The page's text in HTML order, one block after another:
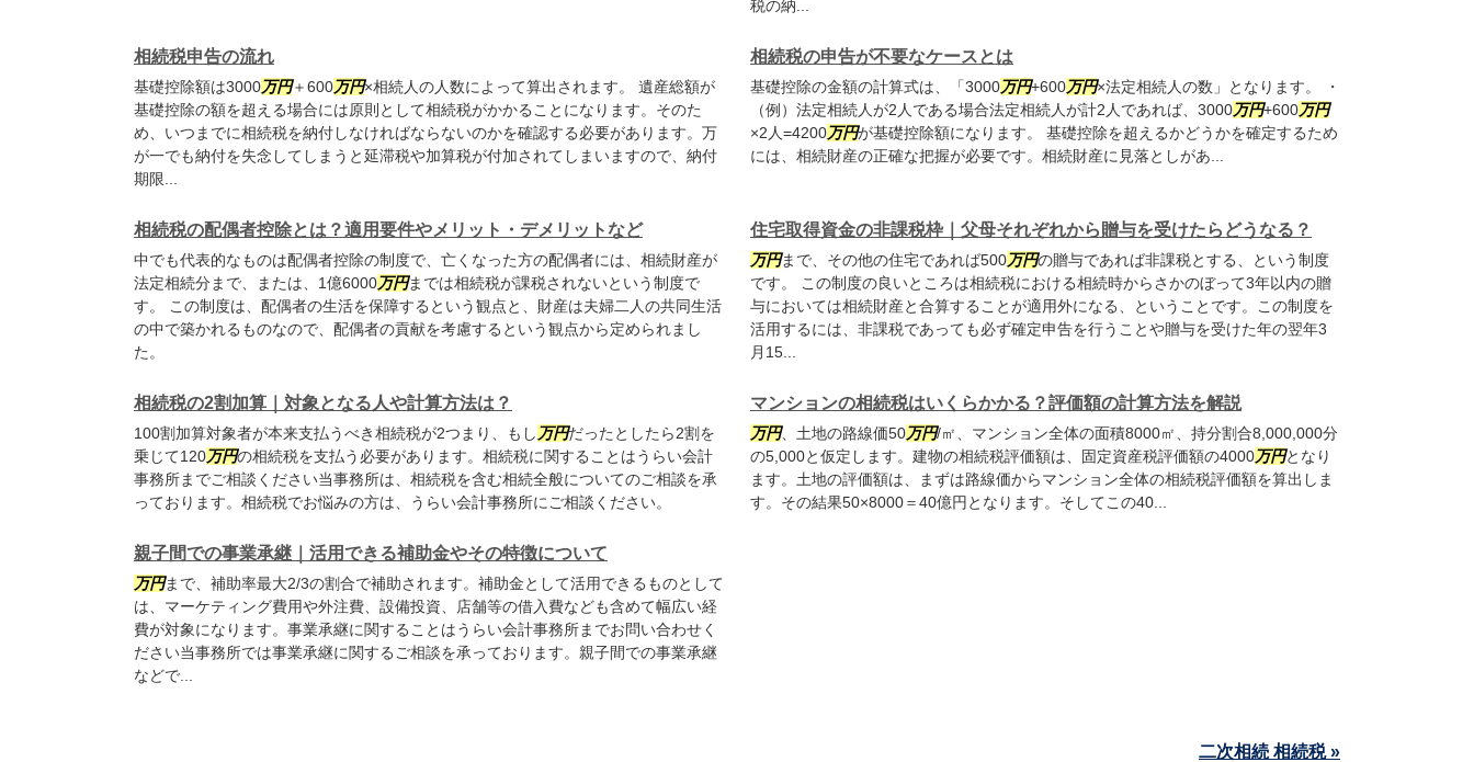
税の納...
相続税申告の流れ
基礎控除額は3000万円＋600万円×相続人の人数によって算出されます。 遺産総額が
基礎控除の額を超える場合には原則として相続税がかかることになります。そのた
め、いつまでに相続税を納付しなければならないのかを確認する必要があります。万
が一でも納付を失念してしまうと延滞税や加算税が付加されてしまいますので、納付
期限...
相続税の申告が不要なケースとは
基礎控除の金額の計算式は、「3000万円+600万円×法定相続人の数」となります。 ・
（例）法定相続人が2人である場合法定相続人が計2人であれば、3000万円+600万円
×2人=4200万円が基礎控除額になります。 基礎控除を超えるかどうかを確定するため
には、相続財産の正確な把握が必要です。相続財産に見落としがあ...
相続税の配偶者控除とは？適用要件やメリット・デメリットなど
中でも代表的なものは配偶者控除の制度で、亡くなった方の配偶者には、相続財産が
法定相続分まで、または、1億6000万円までは相続税が課税されないという制度で
す。 この制度は、配偶者の生活を保障するという観点と、財産は夫婦二人の共同生活
の中で築かれるものなので、配偶者の貢献を考慮するという観点から定められまし
た。
住宅取得資金の非課税枠｜父母それぞれから贈与を受けたらどうなる？
万円まで、その他の住宅であれば500万円の贈与であれば非課税とする、という制度
です。 この制度の良いところは相続税における相続時からさかのぼって3年以内の贈
与においては相続財産と合算することが適用外になる、ということです。この制度を
活用するには、非課税であっても必ず確定申告を行うことや贈与を受けた年の翌年3
月15...
相続税の2割加算｜対象となる人や計算方法は？
100割加算対象者が本来支払うべき相続税が2つまり、もし 万円だったとしたら2割を
乗じて120万円の相続税を支払う必要があります。相続税に関することはうらい会計
事務所までご相談ください当事務所は、相続税を含む相続全般についてのご相談を承
っております。相続税でお悩みの方は、うらい会計事務所にご相談ください。
マンションの相続税はいくらかかる？評価額の計算方法を解説
万円、土地の路線価50万円/㎡、マンション全体の面積8000㎡、持分割合8,000,000分
の5,000と仮定します。建物の相続税評価額は、固定資産税評価額の4000万円となり
ます。土地の評価額は、まずは路線価からマンション全体の相続税評価額を算出しま
す。その結果50×8000＝40億円となります。そしてこの40...
親子間での事業承継｜活用できる補助金やその特徴について
万円まで、補助率最大2/3の割合で補助されます。補助金として活用できるものとして
は、マーケティング費用や外注費、設備投資、店舗等の借入費なども含めて幅広い経
費が対象になります。事業承継に関することはうらい会計事務所までお問い合わせく
ださい当事務所では事業承継に関するご相談を承っております。親子間での事業承継
などで...
二次相続 相続税 »